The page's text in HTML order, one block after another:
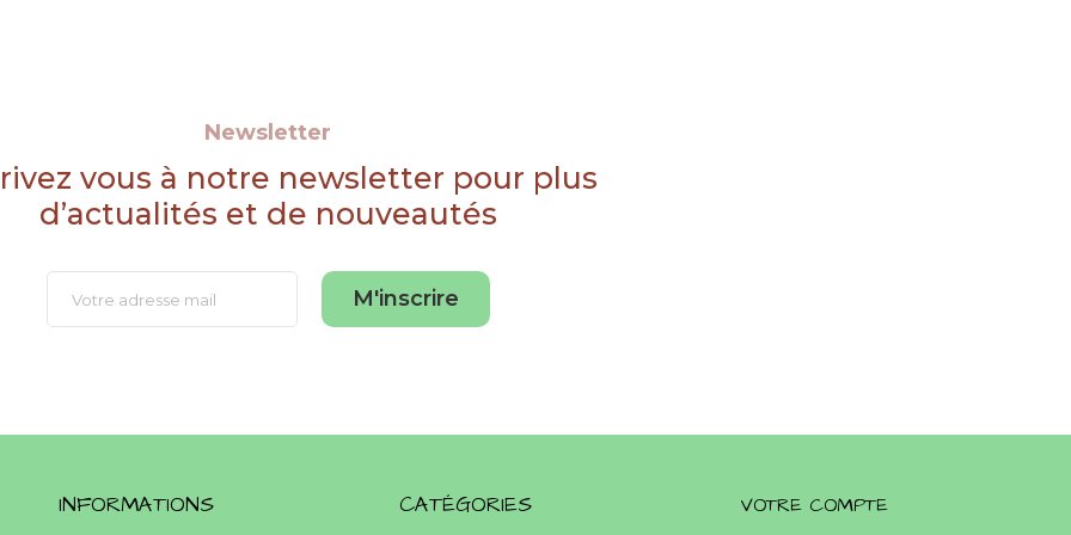
Newsletter
vous à notre newsletter pour plus
d’actualités et de nouveautés
M'inscrire
INFORMATIONS CATÉGORIES VOTRE COMPTE